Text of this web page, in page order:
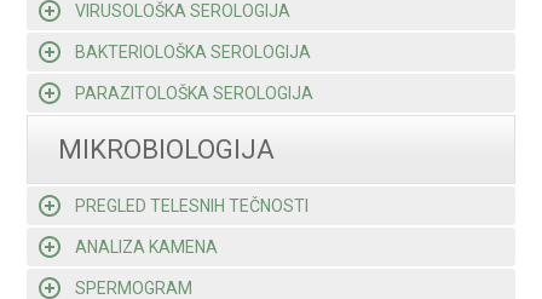
VIRUSOLOŠKA SEROLOGIJA
BAKTERIOLOŠKA SEROLOGIJA
PARAZITOLOŠKA SEROLOGIJA
MIKROBIOLOGIJA
PREGLED TELESNIH TEČNOSTI
ANALIZA KAMENA
SPERMOGRAM